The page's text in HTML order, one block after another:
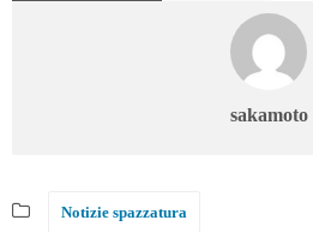
sakamoto
Notizie spazzatura